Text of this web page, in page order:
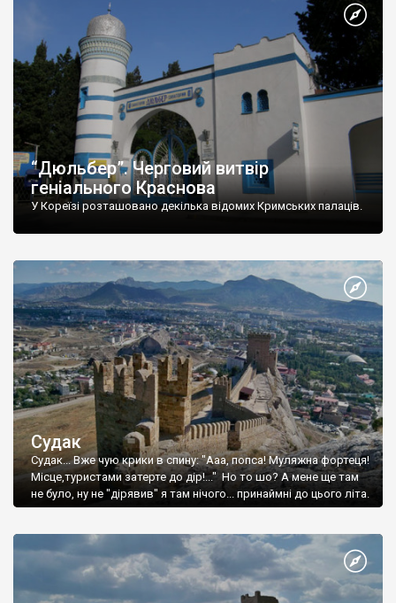
“Дюльбер”. Черговий витвір
геніального Краснова
У Кореїзі розташовано декілька відомих Кримських палаців.
Судак
Судак... Вже чую крики в спину: "Ааа, попса! Муляжна фортеця!
Місце,туристами затерте до дір!..." Но то шо? А мене ще там
не було, ну не "дірявив" я там нічого... принаймні до цього літа.